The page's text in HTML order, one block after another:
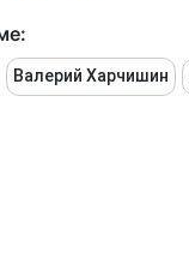
Валерий Харчишин